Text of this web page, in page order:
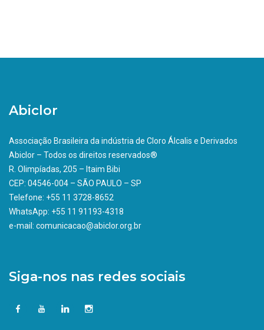
Abiclor
Associação Brasileira da indústria de Cloro Álcalis e Derivados
Abiclor – Todos os direitos reservados®
R. Olimpíadas, 205 – Itaim Bibi
CEP: 04546-004 – SÃO PAULO – SP
Telefone: +55 11 3728-8652
WhatsApp: +55 11 91193-4318
e-mail: comunicacao@abiclor.org.br
Siga-nos nas redes sociais